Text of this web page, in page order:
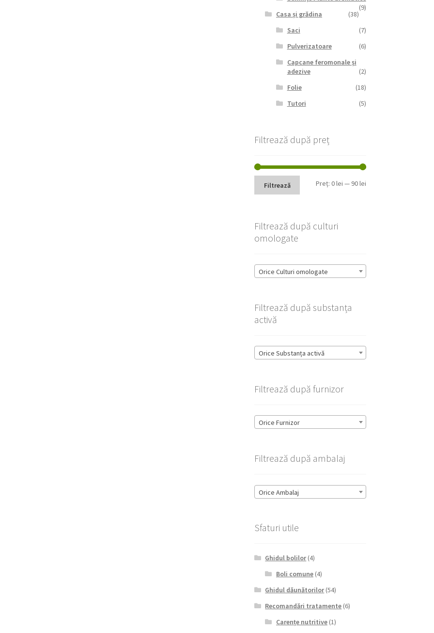
(9)
Casa și grădina
(38)
Saci
(7)
Pulverizatoare
(6)
Capcane feromonale și
adezive
(2)
Folie
(18)
Tutori
(5)
Filtrează după preț
Preț
Preț
Filtrează Preț: 0 lei — 90 lei
Filtrează după culturi
omologate
Orice Culturi omologate
Filtrează după substanța
activă
Orice Substanța activă
Filtrează după furnizor
Orice Furnizor
Filtrează după ambalaj
Orice Ambalaj
Sfaturi utile
Ghidul bolilor(4)
Boli comune(4)
Ghidul dăunătorilor(54)
Recomandări tratamente (6)
Carențe nutritive(1)